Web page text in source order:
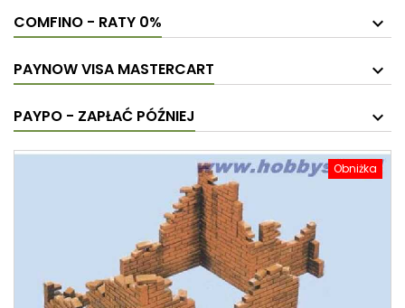
COMFINO - RATY 0%
PAYNOW VISA MASTERCART
PAYPO - ZAPŁAĆ PÓŹNIEJ
Obniżka